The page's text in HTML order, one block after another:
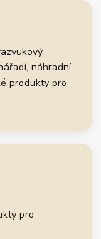
náhradní
produkty pro
pro